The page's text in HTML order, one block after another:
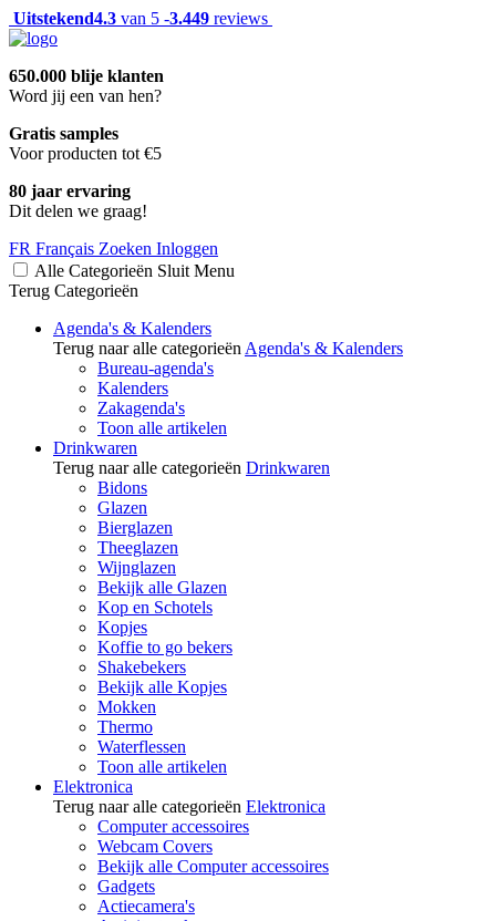
Uitstekend4.3 van 5 -3.449 reviews
650.000 blije klanten
Word jij een van hen?
Gratis samples
Voor producten tot €5
80 jaar ervaring
Dit delen we graag!
FR Français Zoeken Inloggen
Alle Categorieën Sluit Menu
Terug Categorieën
Agenda's & Kalenders
Terug naar alle categorieën Agenda's & Kalenders
Bureau-agenda's
Kalenders
Zakagenda's
Toon alle artikelen
Drinkwaren
Terug naar alle categorieën Drinkwaren
Bidons
Glazen
Bierglazen
Theeglazen
Wijnglazen
Bekijk alle Glazen
Kop en Schotels
Kopjes
Koffie to go bekers
Shakebekers
Bekijk alle Kopjes
Mokken
Thermo
Waterflessen
Toon alle artikelen
Elektronica
Terug naar alle categorieën Elektronica
Computer accessoires
Webcam Covers
Bekijk alle Computer accessoires
Gadgets
Actiecamera's